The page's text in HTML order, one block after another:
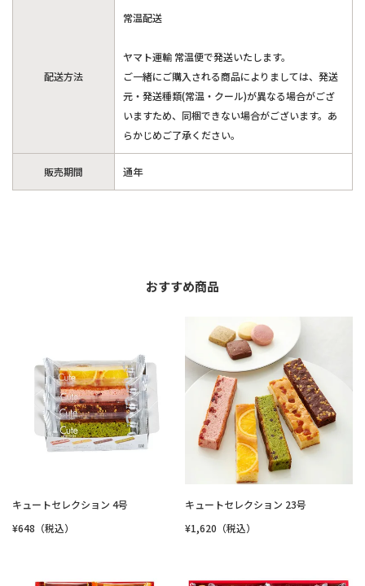
配送方法
常温配送
ヤマト運輸 常温便で発送いたします。
ご一緒にご購入される商品によりましては、発送
元・発送種類(常温・クール)が異なる場合がござ
いますため、同梱できない場合がございます。あ
らかじめご了承ください。
販売期間 通年
おすすめ商品
キュートセレクション 4号
¥648（税込）
キュートセレクション 23号
¥1,620（税込）